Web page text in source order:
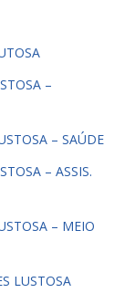
–
– SAÚDE
– ASSIS.
– MEIO
LUSTOSA